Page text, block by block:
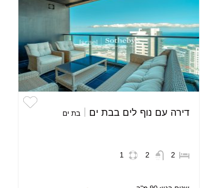
דירה עם נוף לים בבת ים בת ים
2
2
1